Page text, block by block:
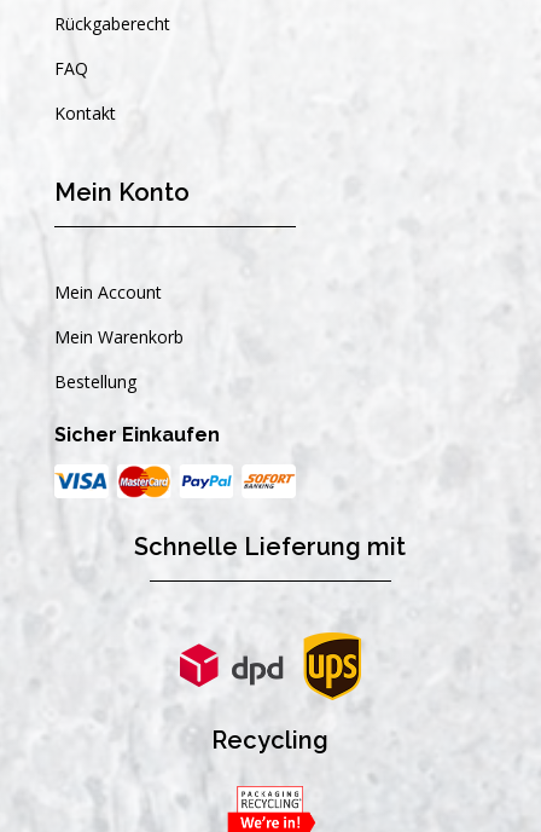
Rückgaberecht
FAQ
Kontakt
Mein Konto
Mein Account
Mein Warenkorb
Bestellung
Sicher Einkaufen
Schnelle Lieferung mit
Recycling